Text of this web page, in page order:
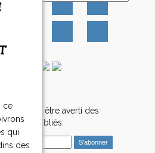
ce
qui
des
pour être averti des
articles publiés.